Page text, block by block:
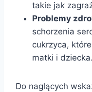
takie jak
Problemy
schorzenia
cukrzyca,
matki i dziecka.
Do naglących